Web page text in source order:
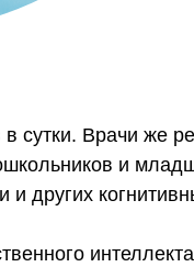
в сутки. Врачи же
и
других